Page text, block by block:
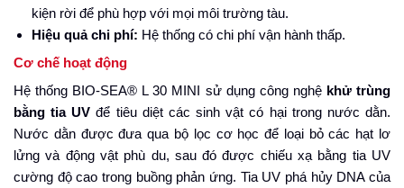
kiện rời để phù hợp với mọi môi trường tàu.
Hiệu quả chi phí: Hệ thống có chi phí vận hành thấp.
Cơ chế hoạt động
Hệ thống BIO-SEA® L 30 MINI sử dụng công nghệ khử trùng
bằng tia UV để tiêu diệt các sinh vật có hại trong nước dằn.
Nước dằn được đưa qua bộ lọc cơ học để loại bỏ các hạt lơ
lửng và động vật phù du, sau đó được chiếu xạ bằng tia UV
cường độ cao trong buồng phản ứng. Tia UV phá hủy DNA của